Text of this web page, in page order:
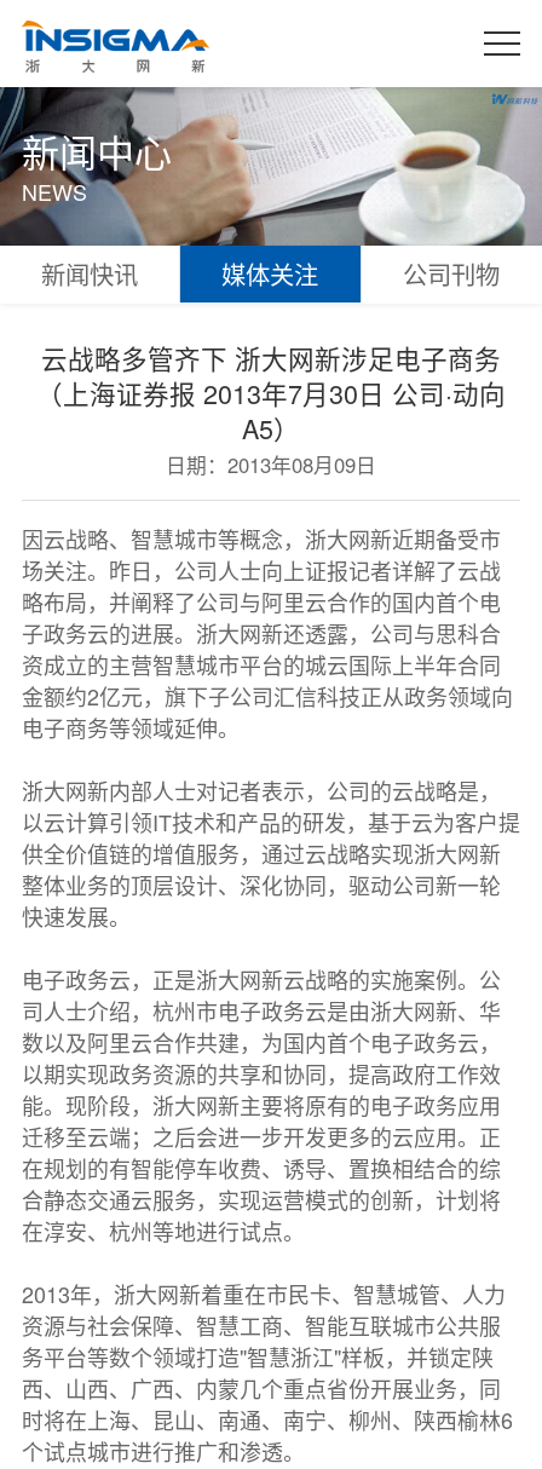
新闻中心
NEWS
新闻快讯 媒体关注 公司刊物
云战略多管齐下 浙大网新涉足电子商务
（上海证券报 2013年7月30日 公司·动向
A5）
日期： 2013年08月09日
因云战略、智慧城市等概念，浙大网新近期备受市
场关注。昨日，公司人士向上证报记者详解了云战
略布局，并阐释了公司与阿里云合作的国内首个电
子政务云的进展。浙大网新还透露，公司与思科合
资成立的主营智慧城市平台的城云国际上半年合同
金额约2亿元，旗下子公司汇信科技正从政务领域向
电子商务等领域延伸。
浙大网新内部人士对记者表示，公司的云战略是，
以云计算引领IT技术和产品的研发，基于云为客户提
供全价值链的增值服务，通过云战略实现浙大网新
整体业务的顶层设计、深化协同，驱动公司新一轮
快速发展。
电子政务云，正是浙大网新云战略的实施案例。公
司人士介绍，杭州市电子政务云是由浙大网新、华
数以及阿里云合作共建，为国内首个电子政务云，
以期实现政务资源的共享和协同，提高政府工作效
能。现阶段，浙大网新主要将原有的电子政务应用
迁移至云端；之后会进一步开发更多的云应用。正
在规划的有智能停车收费、诱导、置换相结合的综
合静态交通云服务，实现运营模式的创新，计划将
在淳安、杭州等地进行试点。
2013年，浙大网新着重在市民卡、智慧城管、人力
资源与社会保障、智慧工商、智能互联城市公共服
务平台等数个领域打造"智慧浙江"样板，并锁定陕
西、山西、广西、内蒙几个重点省份开展业务，同
时将在上海、昆山、南通、南宁、柳州、陕西榆林6
个试点城市进行推广和渗透。